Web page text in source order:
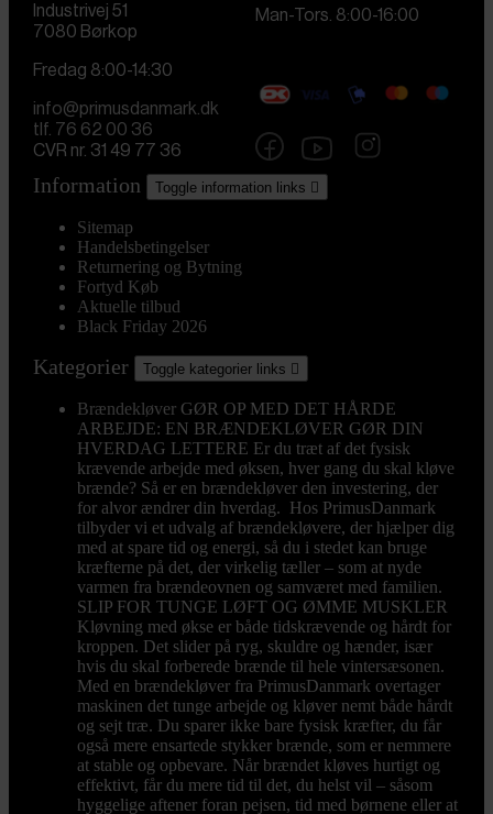
Industrivej 51
7080 Børkop
Man-Tors. 8:00-16:00
Fredag 8:00-14:30
info@primusdanmark.dk
tlf. 76 62 00 36
CVR nr. 31 49 77 36
Information Toggle information links 
Sitemap
Handelsbetingelser
Returnering og Bytning
Fortyd Køb
Aktuelle tilbud
Black Friday 2026
Kategorier Toggle kategorier links 
Brændekløver GØR OP MED DET HÅRDE
ARBEJDE: EN BRÆNDEKLØVER GØR DIN
HVERDAG LETTERE Er du træt af det fysisk
krævende arbejde med øksen, hver gang du skal kløve
brænde? Så er en brændekløver den investering, der
for alvor ændrer din hverdag. Hos PrimusDanmark
tilbyder vi et udvalg af brændekløvere, der hjælper dig
med at spare tid og energi, så du i stedet kan bruge
kræfterne på det, der virkelig tæller – som at nyde
varmen fra brændeovnen og samværet med familien.
SLIP FOR TUNGE LØFT OG ØMME MUSKLER
Kløvning med økse er både tidskrævende og hårdt for
kroppen. Det slider på ryg, skuldre og hænder, især
hvis du skal forberede brænde til hele vintersæsonen.
Med en brændekløver fra PrimusDanmark overtager
maskinen det tunge arbejde og kløver nemt både hårdt
og sejt træ. Du sparer ikke bare fysisk kræfter, du får
også mere ensartede stykker brænde, som er nemmere
at stable og opbevare. Når brændet kløves hurtigt og
effektivt, får du mere tid til det, du helst vil – såsom
hyggelige aftener foran pejsen, tid med børnene eller at